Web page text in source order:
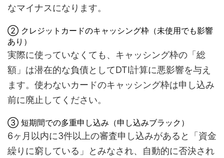
なマイナスになります。
② クレジットカードのキャッシング枠（未使用でも影響
あり）
実際に使っていなくても、キャッシング枠の「総
額」は潜在的な負債としてDTI計算に悪影響を与え
ます。使わないカードのキャッシング枠は申し込み
前に廃止してください。
③ 短期間での多重申し込み（申し込みブラック）
6ヶ月以内に3件以上の審査申し込みがあると「資金
繰りに窮している」とみなされ、自動的に否決され